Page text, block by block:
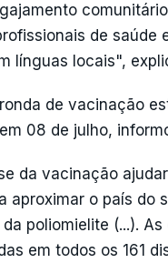
de saúde
línguas locais",
de vacinação
08 de julho,
da vacinação
aproximar o país do
poliomielite (...). As
em todos os 161